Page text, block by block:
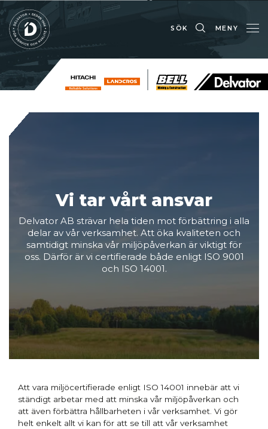
SÖK MENY
Vi tar vårt ansvar
Delvator AB strävar hela tiden mot förbättring i alla
delar av vår verksamhet. Att öka kvaliteten och
samtidigt minska vår miljöpåverkan är viktigt för
oss. Därför är vi certifierade både enligt ISO 9001
och ISO 14001.
Att vara miljöcertifierade enligt ISO 14001 innebär att vi
ständigt arbetar med att minska vår miljöpåverkan och
att även förbättra hållbarheten i vår verksamhet. Vi gör
helt enkelt allt vi kan för att se till att vår verksamhet